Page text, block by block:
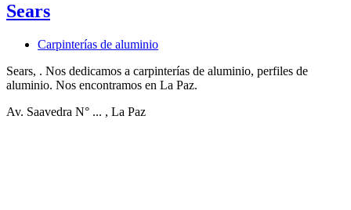
Sears
Carpinterías de aluminio
Sears, . Nos dedicamos a carpinterías de aluminio, perfiles de
aluminio. Nos encontramos en La Paz.
Av. Saavedra N° ... , La Paz